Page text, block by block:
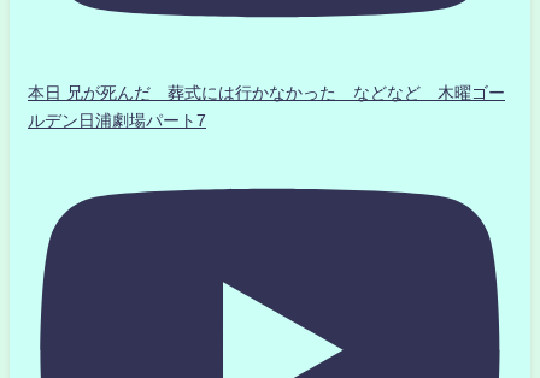
本日 兄が死んだ 葬式には行かなかった などなど 木曜ゴー
ルデン日浦劇場パート7